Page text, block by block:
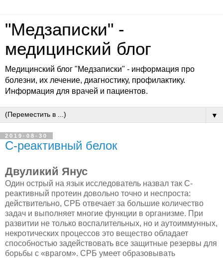
"Медзаписки" -
медицинский блог
Медицинский блог "Медзаписки" - информация про
болезни, их лечение, диагностику, профилактику.
Информация для врачей и пациентов.
▼
2019-08-30
С-реактивный белок
Двуликий Янус
Один острый на язык исследователь назвал так С-
реактивный протеин довольно точно и неспроста:
действительно, СРБ отвечает за большие количество
задач и выполняет многие функции в организме. При
развитии не только воспалительных, но и аутоиммунных,
некротических процессов это вещество обладает
способностью задействовать все защитные резервы для
борьбы с «врагом». СРБ умеет образовывать